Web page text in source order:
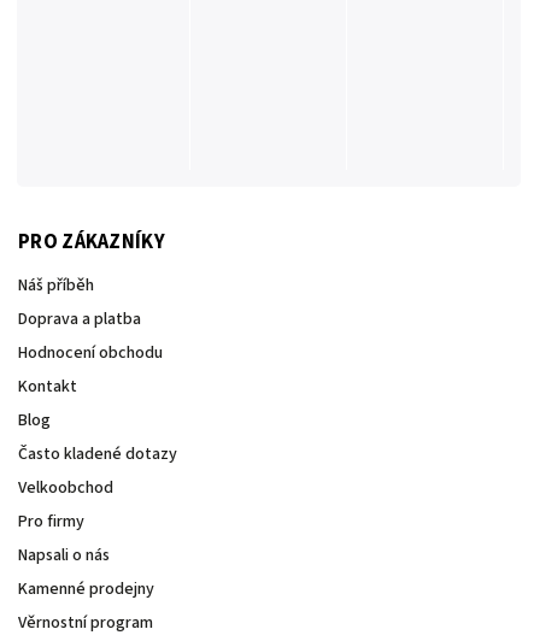
PRO ZÁKAZNÍKY
Náš příběh
Doprava a platba
Hodnocení obchodu
Kontakt
Blog
Často kladené dotazy
Velkoobchod
Pro firmy
Napsali o nás
Kamenné prodejny
Věrnostní program